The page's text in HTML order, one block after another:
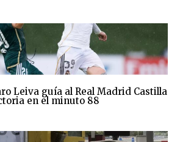
Leiva guía al Real Madrid Castilla
en el minuto 88